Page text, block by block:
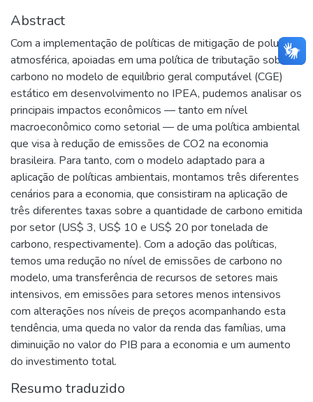
Abstract
Com a implementação de políticas de mitigação de poluição
atmosférica, apoiadas em uma política de tributação sobre
carbono no modelo de equilíbrio geral computável (CGE)
estático em desenvolvimento no IPEA, pudemos analisar os
principais impactos econômicos — tanto em nível
macroeconômico como setorial — de uma política ambiental
que visa à redução de emissões de CO2 na economia
brasileira. Para tanto, com o modelo adaptado para a
aplicação de políticas ambientais, montamos três diferentes
cenários para a economia, que consistiram na aplicação de
três diferentes taxas sobre a quantidade de carbono emitida
por setor (US$ 3, US$ 10 e US$ 20 por tonelada de
carbono, respectivamente). Com a adoção das políticas,
temos uma redução no nível de emissões de carbono no
modelo, uma transferência de recursos de setores mais
intensivos, em emissões para setores menos intensivos
com alterações nos níveis de preços acompanhando esta
tendência, uma queda no valor da renda das famílias, uma
diminuição no valor do PIB para a economia e um aumento
do investimento total.
Resumo traduzido